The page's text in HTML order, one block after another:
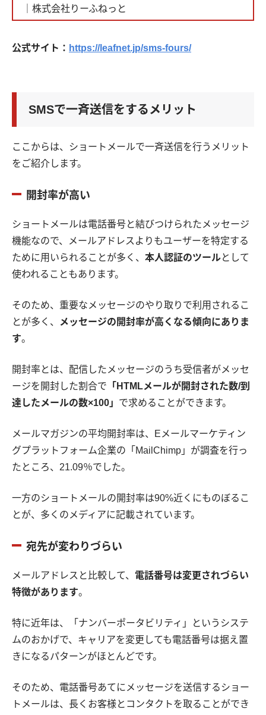
｜株式会社りーふねっと
公式サイト： https://leafnet.jp/sms-fours/
SMSで一斉送信をするメリット
ここからは、ショートメールで一斉送信を行うメリット
をご紹介します。
開封率が高い
ショートメールは電話番号と結びつけられたメッセージ
機能なので、メールアドレスよりもユーザーを特定する
ために用いられることが多く、 本人認証のツールとして
使われることもあります。
そのため、重要なメッセージのやり取りで利用されるこ
とが多く、
メッセージの開封率が高くなる傾向にありま
す。
開封率とは、配信したメッセージのうち受信者がメッセ
ージを開封した割合で 「HTMLメールが開封された数/到
達したメールの数×100」 で求めることができます。
メールマガジンの平均開封率は、Eメールマーケティン
グプラットフォーム企業の「MailChimp」が調査を行っ
たところ、21.09％でした。
一方のショートメールの開封率は90%近くにものぼるこ
とが、多くのメディアに記載されています。
宛先が変わりづらい
メールアドレスと比較して、 電話番号は変更されづらい
特徴があります。
特に近年は、「ナンバーポータビリティ」というシステ
ムのおかげで、キャリアを変更しても電話番号は据え置
きになるパターンがほとんどです。
そのため、電話番号あてにメッセージを送信するショー
トメールは、長くお客様とコンタクトを取ることができ